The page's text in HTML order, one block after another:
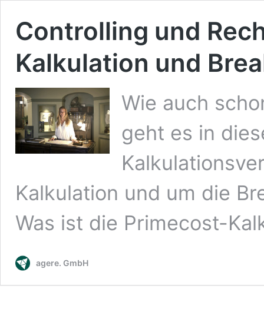
Controlling und
Kalkulation und
Wie auch
geht es in
Kalkulation und um die
Was ist die Primecost-
agere. GmbH